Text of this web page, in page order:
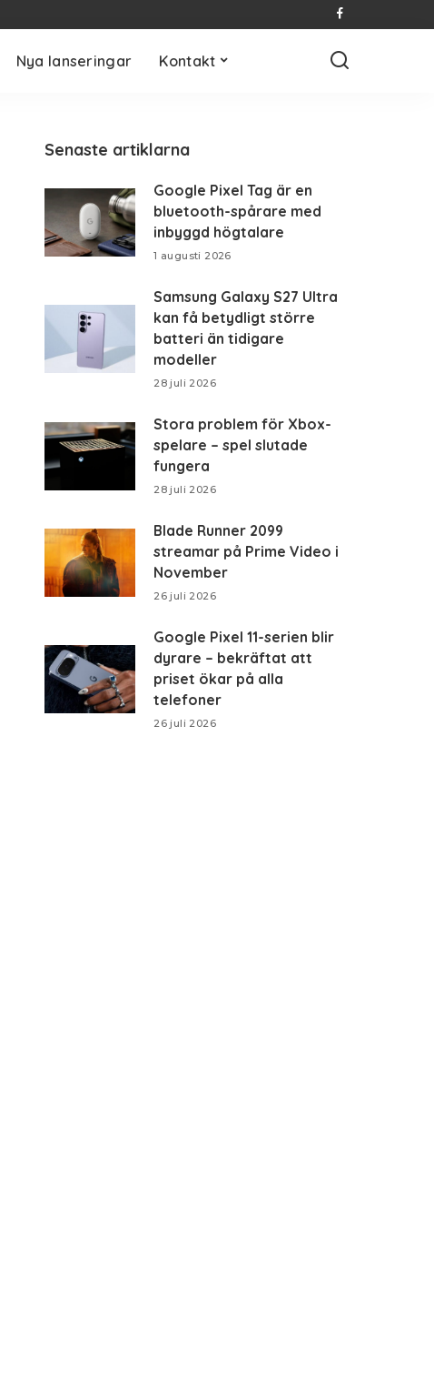
Nya lanseringar Kontakt
Senaste artiklarna
Google Pixel Tag är en
bluetooth-spårare med
inbyggd högtalare
1 augusti 2026
Samsung Galaxy S27 Ultra
kan få betydligt större
batteri än tidigare
modeller
28 juli 2026
Stora problem för Xbox-
spelare – spel slutade
fungera
28 juli 2026
Blade Runner 2099
streamar på Prime Video i
November
26 juli 2026
Google Pixel 11-serien blir
dyrare – bekräftat att
priset ökar på alla
telefoner
26 juli 2026